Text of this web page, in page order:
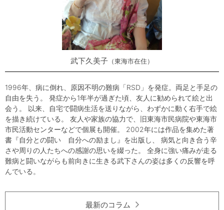
武下久美子 東海市在住
1996年、病に倒れ、原因不明の難病「RSD」を発症。両足と手足の
自由を失う。 発症から1年半が過ぎた頃、友人に勧められて絵と出
会う。 以来、自宅で闘病生活を送りながら、わずかに動く右手で絵
を描き続けている。 友人や家族の協力で、旧東海市民病院や東海市
市民活動センターなどで個展も開催。 2002年には作品を集めた著
書『自分との闘い 自分への励まし』を出版し、 病気と向き合う辛
さや周りの人たちへの感謝の思いを綴った。 全身に強い痛みが走る
難病と闘いながらも前向きに生きる武下さんの姿は多くの反響を呼
んでいる。
最新のコラム